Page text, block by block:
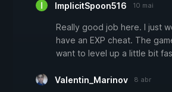
ImplicitSpoon516 10 mai
Really good job here. I just
have an EXP cheat. The
want to level up a little bit
Valentin_Marinov 8 abr